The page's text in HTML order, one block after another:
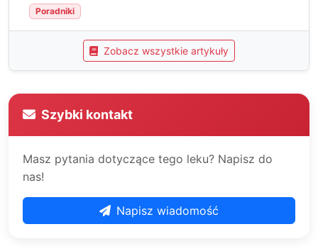
Poradniki
Zobacz wszystkie artykuły
Szybki kontakt
Masz pytania dotyczące tego leku? Napisz do
nas!
Napisz wiadomość